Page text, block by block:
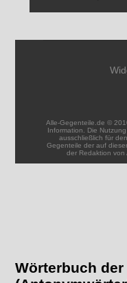
Alle-Gegenteile.de ©
Information. Die
ausschließlich für
Gegenteile der auf
der Redaktion von
Wörterbuch der